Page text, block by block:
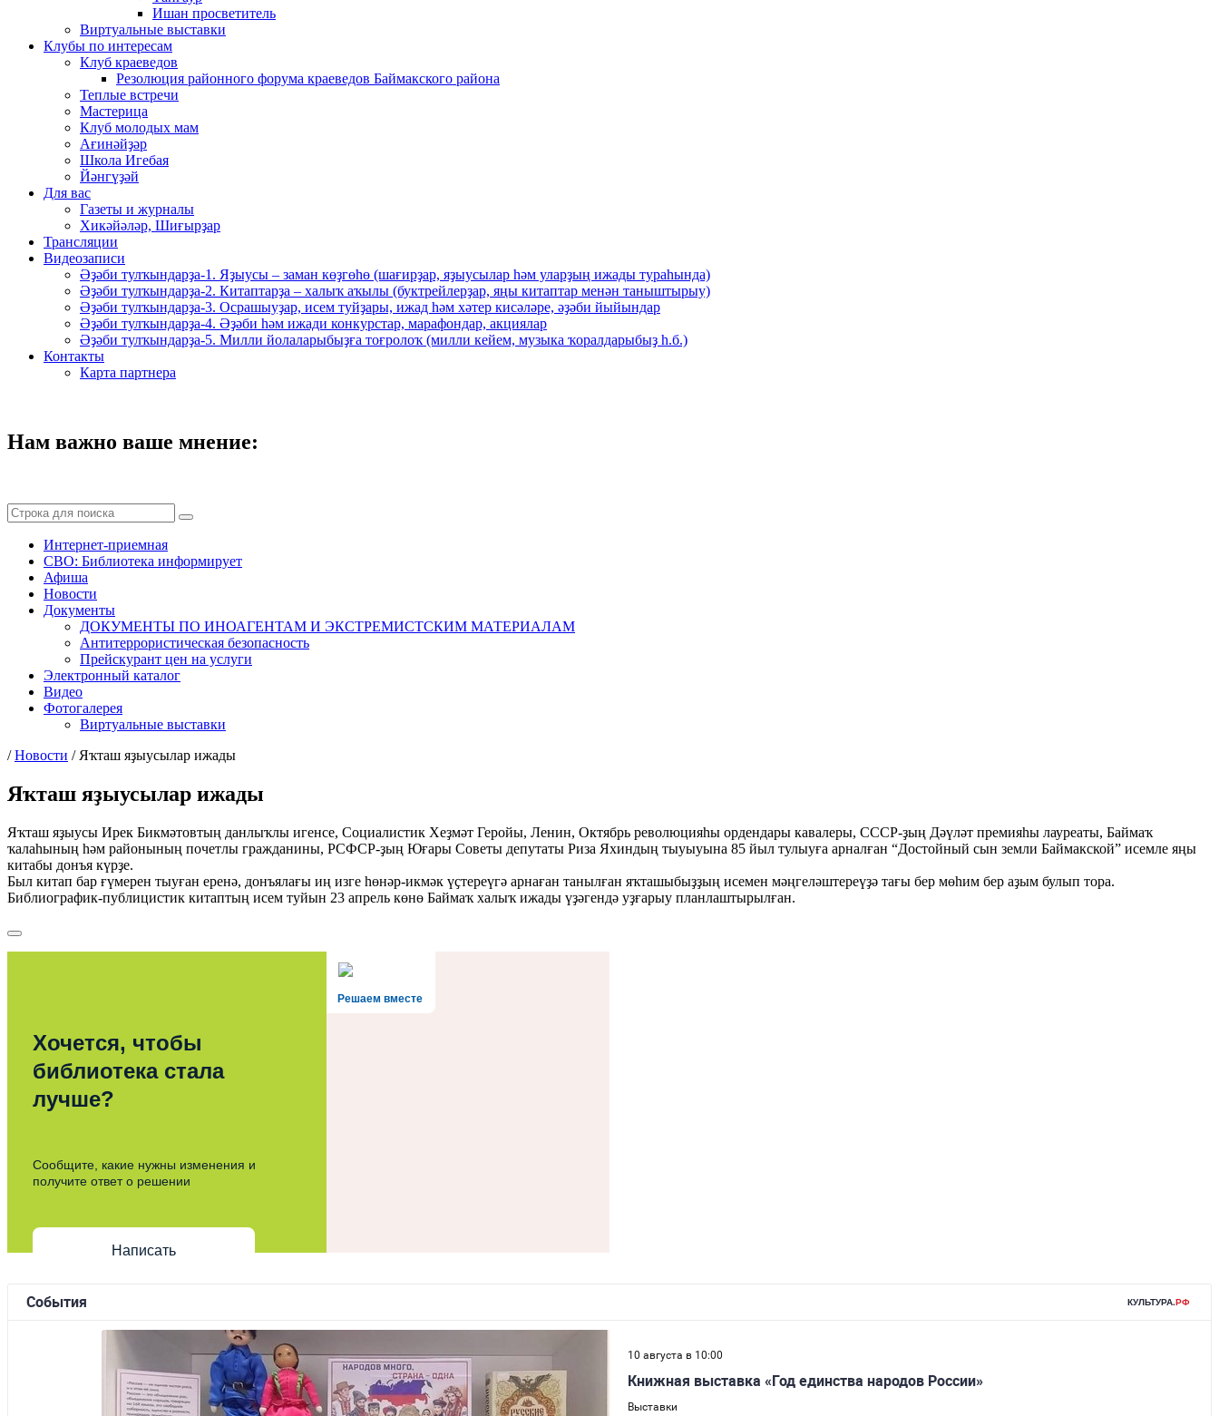
Ишан просветитель
Виртуальные выставки
Клубы по интересам
Клуб краеведов
Резолюция районного форума краеведов Баймакского района
Теплые встречи
Мастерица
Клуб молодых мам
Ағинәйҙәр
Школа Игебая
Йәнгүҙәй
Для вас
Газеты и журналы
Хикәйәләр, Шиғырҙар
Трансляции
Видеозаписи
Әҙәби тулҡындарҙа-1. Яҙыусы – заман көҙгөһө (шағирҙар, яҙыусылар һәм уларҙың ижады тураһында)
Әҙәби тулҡындарҙа-2. Китаптарҙа – халыҡ аҡылы (буктрейлерҙар, яңы китаптар менән таныштырыу)
Әҙәби тулҡындарҙа-3. Осрашыуҙар, исем туйҙары, ижад һәм хәтер кисәләре, әҙәби йыйындар
Әҙәби тулҡындарҙа-4. Әҙәби һәм ижади конкурстар, марафондар, акциялар
Әҙәби тулҡындарҙа-5. Милли йолаларыбыҙға тоғролоҡ (милли кейем, музыка ҡоралдарыбыҙ һ.б.)
Контакты
Карта партнера
Нам важно ваше мнение:
Интернет-приемная
СВО: Библиотека информирует
Афиша
Новости
Документы
ДОКУМЕНТЫ ПО ИНОАГЕНТАМ И ЭКСТРЕМИСТСКИМ МАТЕРИАЛАМ
Антитеррористическая безопасность
Прейскурант цен на услуги
Электронный каталог
Видео
Фотогалерея
Виртуальные выставки
/Новости / Яҡташ яҙыусылар ижады
Яҡташ яҙыусылар ижады
Яҡташ яҙыусы Ирек Бикмәтовтың данлыҡлы игенсе, Социалистик Хеҙмәт Геройы, Ленин, Октябрь революцияһы ордендары кавалеры, СССР-ҙың Дәүләт премияһы лауреаты, Баймаҡ
ҡалаһының һәм районының почетлы гражданины, РСФСР-ҙың Юғары Советы депутаты Риза Яхиндың тыуыуына 85 йыл тулыуға арналған “Достойный сын земли Баймакской” исемле яңы
китабы донъя күрҙе.
Был китап бар ғүмерен тыуған еренә, донъялағы иң изге һөнәр-икмәк үҫтереүгә арнаған танылған яҡташыбыҙҙың исемен мәңгеләштереүҙә тағы бер мөһим бер аҙым булып тора.
Библиографик-публицистик китаптың исем туйын 23 апрель көнө Баймаҡ халыҡ ижады үҙәгендә уҙғарыу планлаштырылған.
Решаем вместе
Хочется, чтобы
библиотека стала
лучше?
Сообщите, какие нужны изменения и
получите ответ о решении
Написать